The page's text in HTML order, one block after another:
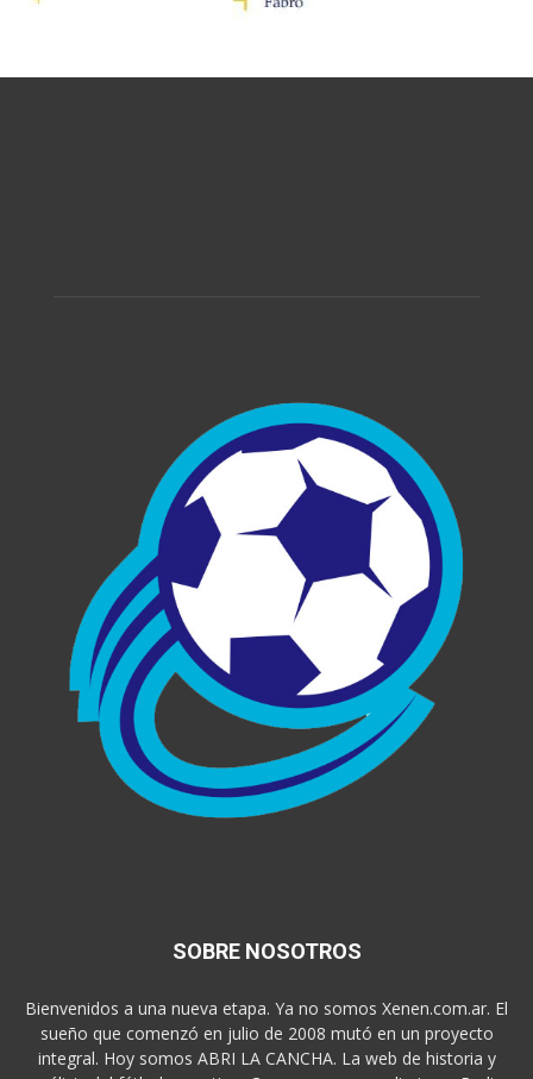
SOBRE NOSOTROS
Bienvenidos a una nueva etapa. Ya no somos Xenen.com.ar. El
sueño que comenzó en julio de 2008 mutó en un proyecto
integral. Hoy somos ABRI LA CANCHA. La web de historia y